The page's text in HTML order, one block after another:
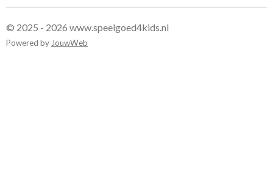
© 2025 - 2026 www.speelgoed4kids.nl
Powered by JouwWeb